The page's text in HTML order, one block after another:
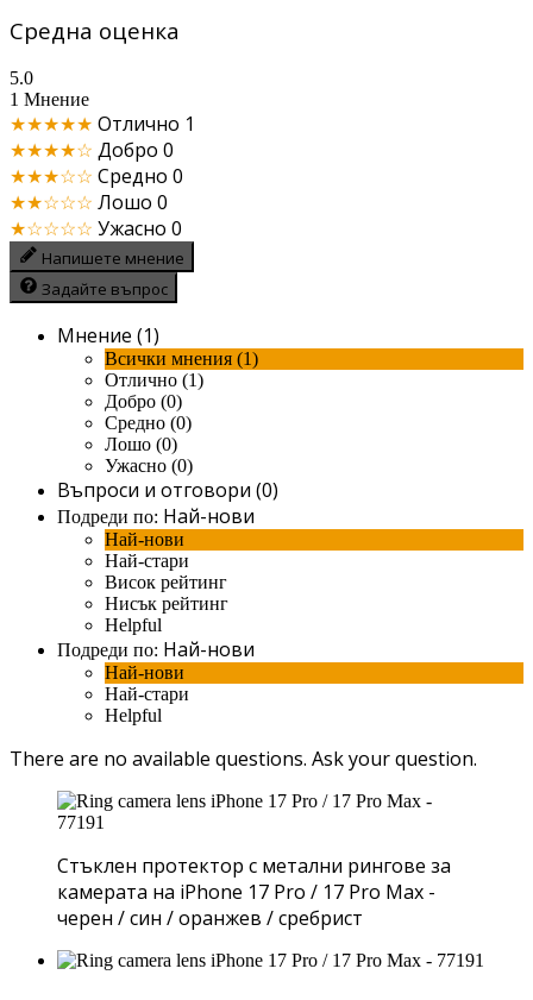
Средна оценка
5.0
1 Мнение
★★★★★ Отлично 1
★★★★☆ Добро 0
★★★☆☆ Средно 0
★★☆☆☆ Лошо 0
★☆☆☆☆ Ужасно 0
Напишете мнение
Задайте въпрос
Мнение (1)
Всички мнения (1)
Отлично (1)
Добро (0)
Средно (0)
Лошо (0)
Ужасно (0)
Въпроси и отговори (0)
Подреди по: Най-нови
Най-нови
Най-стари
Висок рейтинг
Нисък рейтинг
Helpful
Подреди по: Най-нови
Най-нови
Най-стари
Helpful
There are no available questions. Ask your question.
Стъклен протектор с метални рингове за
камерата на iPhone 17 Pro / 17 Pro Max -
черен / син / оранжев / сребрист